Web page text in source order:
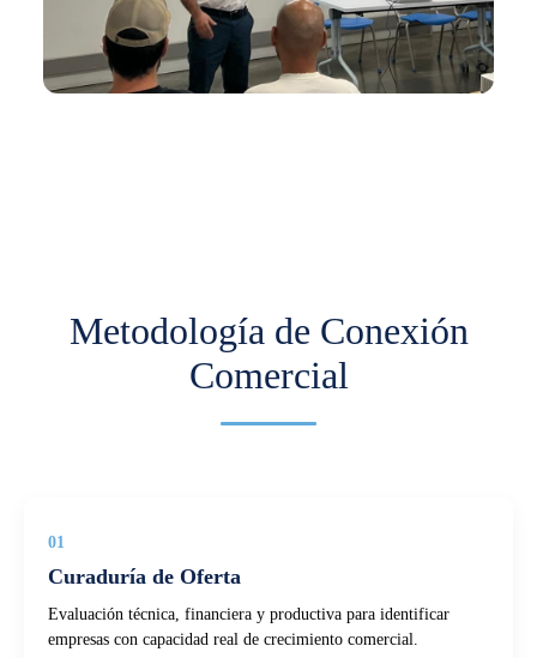
Metodología de Conexión
Comercial
01
Curaduría de Oferta
Evaluación técnica, financiera y productiva para identificar
empresas con capacidad real de crecimiento comercial.